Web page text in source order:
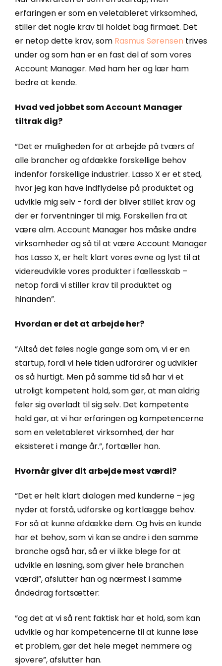
erfaringen er som en veletableret virksomhed,
stiller det nogle krav til holdet bag firmaet. Det
er netop dette krav, som Rasmus Sørensen trives
under og som han er en fast del af som vores
Account Manager. Mød ham her og lær ham
bedre at kende.
Hvad ved jobbet som Account Manager
tiltrak dig?
”Det er muligheden for at arbejde på tværs af
alle brancher og afdække forskellige behov
indenfor forskellige industrier. Lasso X er et sted,
hvor jeg kan have indflydelse på produktet og
udvikle mig selv - fordi der bliver stillet krav og
der er forventninger til mig. Forskellen fra at
være alm. Account Manager hos måske andre
virksomheder og så til at være Account Manager
hos Lasso X, er helt klart vores evne og lyst til at
videreudvikle vores produkter i fællesskab –
netop fordi vi stiller krav til produktet og
hinanden”.
Hvordan er det at arbejde her?
”Altså det føles nogle gange som om, vi er en
startup, fordi vi hele tiden udfordrer og udvikler
os så hurtigt. Men på samme tid så har vi et
utroligt kompetent hold, som gør, at man aldrig
føler sig overladt til sig selv. Det kompetente
hold gør, at vi har erfaringen og kompetencerne
som en veletableret virksomhed, der har
eksisteret i mange år.”, fortæller han.
Hvornår giver dit arbejde mest værdi?
”Det er helt klart dialogen med kunderne – jeg
nyder at forstå, udforske og kortlægge behov.
For så at kunne afdække dem. Og hvis en kunde
har et behov, som vi kan se andre i den samme
branche også har, så er vi ikke blege for at
udvikle en løsning, som giver hele branchen
værdi”, afslutter han og nærmest i samme
åndedrag fortsætter:
”og det at vi så rent faktisk har et hold, som kan
udvikle og har kompetencerne til at kunne løse
et problem, gør det hele meget nemmere og
sjovere”, afslutter han.